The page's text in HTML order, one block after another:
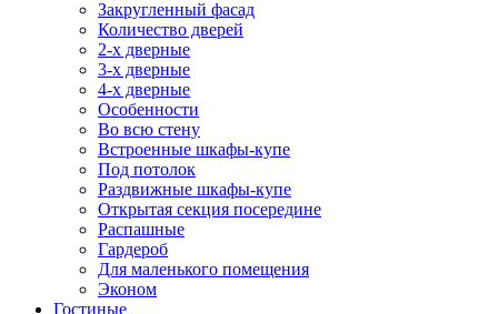
Закругленный фасад
Количество дверей
2-х дверные
3-х дверные
4-х дверные
Особенности
Во всю стену
Встроенные шкафы-купе
Под потолок
Раздвижные шкафы-купе
Открытая секция посередине
Распашные
Гардероб
Для маленького помещения
Эконом
Гостиные